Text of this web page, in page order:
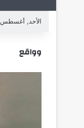
الأحد, أغسطس 9 2026
وواقع